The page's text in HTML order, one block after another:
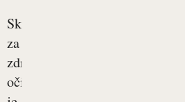
Skrb
za
zdrave
oči